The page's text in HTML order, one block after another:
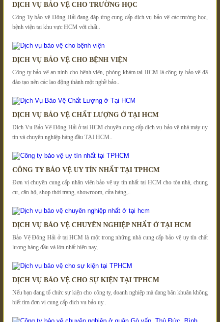
DỊCH VỤ BẢO VỆ CHO TRƯỜNG HỌC
Công Ty bảo vệ Đông Hải đang đáp ứng cung cấp dịch vụ bảo vệ các trường học,
bệnh viện tại khu vực HCM với chất..
DỊCH VỤ BẢO VỆ CHO BỆNH VIỆN
Công ty bảo vệ an ninh cho bệnh viện, phòng khám tại HCM là công ty bảo vệ đã
đào tạo nên các lao động thành một nghề bảo..
DỊCH VỤ BẢO VỆ CHẤT LƯỢNG Ở TẠI HCM
Dịch Vụ Bảo Vệ Đông Hải ở tại HCM chuyên cung cấp dịch vụ bảo vệ nhà máy uy
tín và chuyên nghiệp hàng đầu TẠI HCM..
CÔNG TY BẢO VỆ UY TÍN NHẤT TẠI TPHCM
Đơn vị chuyên cung cấp nhân viên bảo vệ uy tín nhất tại HCM cho tòa nhà, chung
cư, căn hộ, shop thời trang, showroom, cửa hàng,..
DỊCH VỤ BẢO VỆ CHUYÊN NGHIỆP NHẤT Ở TẠI HCM
Bảo Vệ Đông Hải ở tại HCM là một trong những nhà cung cấp bảo vệ uy tín chất
lượng hàng đầu và lớn nhất hiện nay,..
DỊCH VỤ BẢO VỆ CHO SỰ KIỆN TẠI TPHCM
Nếu bạn đang tổ chức sự kiện cho công ty, doanh nghiệp mà đang bân khuân không
biết tìm đơn vị cung cấp dịch vụ bảo uy..